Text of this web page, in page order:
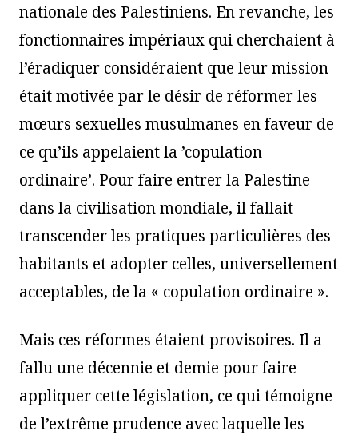
nationale des Palestiniens. En revanche, les
fonctionnaires impériaux qui cherchaient à
l’éradiquer considéraient que leur mission
était motivée par le désir de réformer les
mœurs sexuelles musulmanes en faveur de
ce qu’ils appelaient la ’copulation
ordinaire’. Pour faire entrer la Palestine
dans la civilisation mondiale, il fallait
transcender les pratiques particulières des
habitants et adopter celles, universellement
acceptables, de la « copulation ordinaire ».
Mais ces réformes étaient provisoires. Il a
fallu une décennie et demie pour faire
appliquer cette législation, ce qui témoigne
de l’extrême prudence avec laquelle les